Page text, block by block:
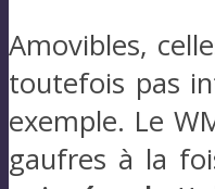
Amovibles,
toutefois pas
exemple. Le
gaufres à la